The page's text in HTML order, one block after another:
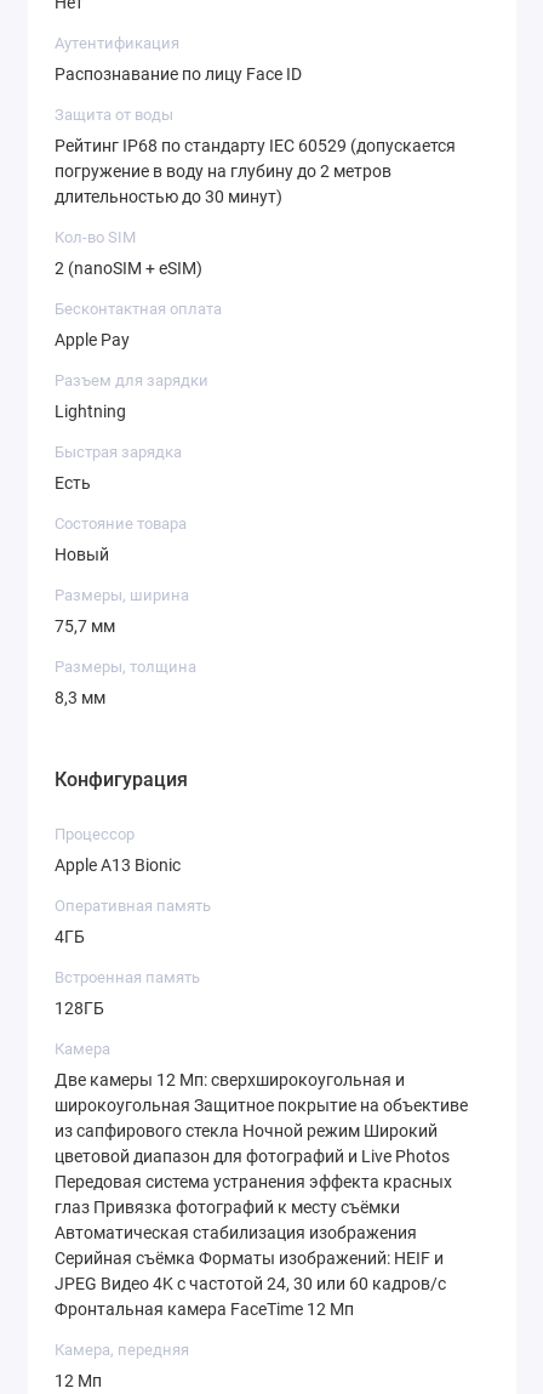
Аутентификация
Распознавание по лицу Face ID
Защита от воды
Рейтинг IP68 по стандарту IEC 60529 (допускается
погружение в воду на глубину до 2 метров
длительностью до 30 минут)
Кол-во SIM
2 (nanoSIM + eSIM)
Бесконтактная оплата
Apple Pay
Разъем для зарядки
Lightning
Быстрая зарядка
Есть
Состояние товара
Новый
Размеры, ширина
75,7 мм
Размеры, толщина
8,3 мм
Конфигурация
Процессор
Apple A13 Bionic
Оперативная память
4ГБ
Встроенная память
128ГБ
Камера
Две камеры 12 Мп: сверхширокоугольная и
широкоугольная Защитное покрытие на объективе
из сапфирового стекла Ночной режим Широкий
цветовой диапазон для фотографий и Live Photos
Передовая система устранения эффекта красных
глаз Привязка фотографий к месту съёмки
Автоматическая стабилизация изображения
Серийная съёмка Форматы изображений: HEIF и
JPEG Видео 4K с частотой 24, 30 или 60 кадров / с
Фронтальная камера FaceTime 12 Мп
Камера, передняя
12 Мп